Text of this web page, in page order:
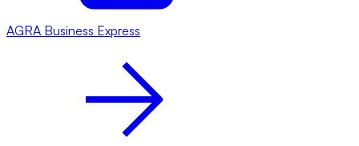
AGRA Business Express